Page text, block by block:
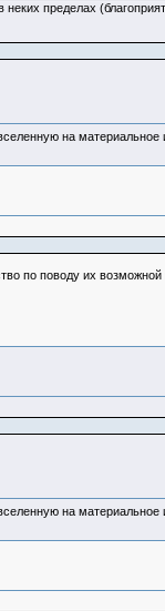
пределах
на
по поводу их возможной
на